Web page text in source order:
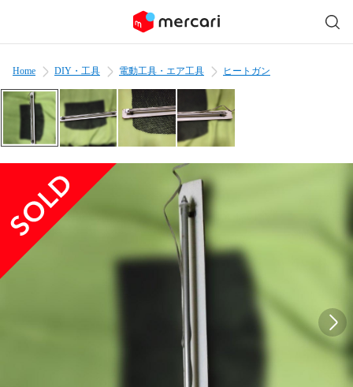
Home DIY・工具 電動工具・エア工具 ヒートガン